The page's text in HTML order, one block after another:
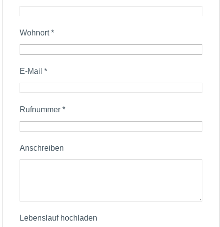
Wohnort*
E-Mail*
Rufnummer*
Anschreiben
Lebenslauf hochladen